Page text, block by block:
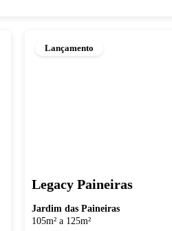
Lançamento
Legacy Paineiras
Jardim das Paineiras
105m² a 125m²